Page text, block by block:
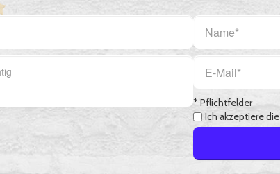
* Pflichtfelder
Ich akzeptiere die